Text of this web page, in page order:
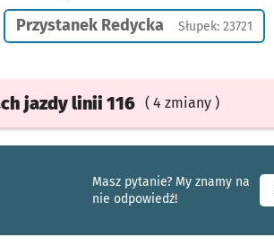
Przystanek Redycka Słupek: 23721
jazdylinii 116 ( 4 zmiany )
Masz pytanie? My znamy na
nie odpowiedź!